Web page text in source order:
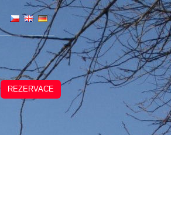
REZERVACE